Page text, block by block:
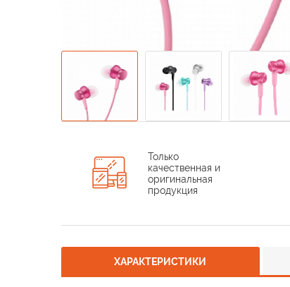
Только
качественная и
оригинальная
продукция
ХАРАКТЕРИСТИКИ